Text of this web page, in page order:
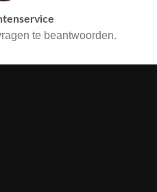
te beantwoorden.